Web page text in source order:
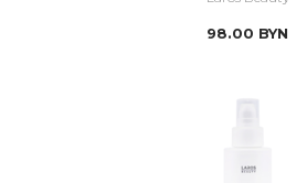
98.00 BYN